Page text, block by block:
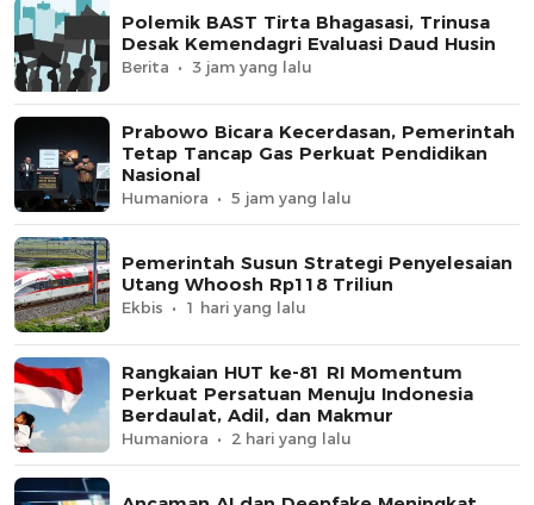
Polemik BAST Tirta Bhagasasi, Trinusa
Desak Kemendagri Evaluasi Daud Husin
Berita 3 jam yang lalu
Prabowo Bicara Kecerdasan, Pemerintah
Tetap Tancap Gas Perkuat Pendidikan
Nasional
Humaniora 5 jam yang lalu
Pemerintah Susun Strategi Penyelesaian
Utang Whoosh Rp118 Triliun
Ekbis 1 hari yang lalu
Rangkaian HUT ke-81 RI Momentum
Perkuat Persatuan Menuju Indonesia
Berdaulat, Adil, dan Makmur
Humaniora 2 hari yang lalu